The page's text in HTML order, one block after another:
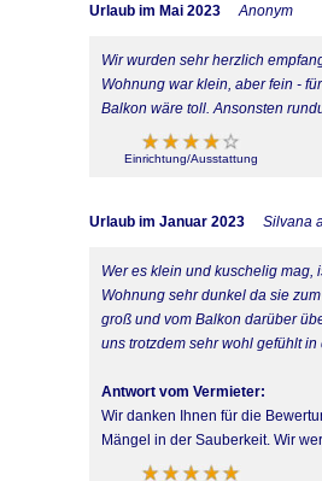
Urlaub im Mai 2023 Anonym
Wir wurden sehr herzlich
Wohnung war klein, aber fein -
Balkon wäre toll. Ansonsten
Einrichtung/Ausstattung
Urlaub im Januar 2023 Silvana
Wer es klein und kuschelig mag,
Wohnung sehr dunkel da sie
groß und vom Balkon darüber
uns trotzdem sehr wohl gefühlt
Antwort vom Vermieter:
Wir danken Ihnen für die
Mängel in der Sauberkeit. Wir